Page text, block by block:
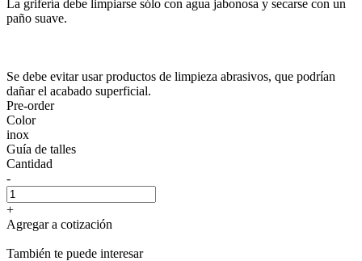
La grifería debe limpiarse sólo con agua jabonosa y secarse con un
paño suave.
Se debe evitar usar productos de limpieza abrasivos, que podrían
dañar el acabado superficial.
Pre-order
Color
inox
Guía de talles
Cantidad
-
+
Agregar a cotización
También te puede interesar